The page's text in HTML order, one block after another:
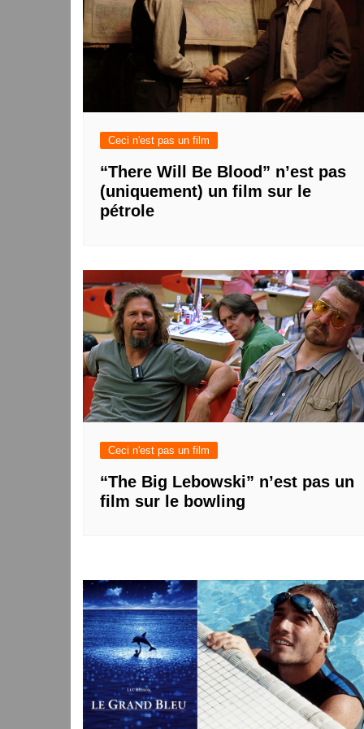
Ceci n'est pas un film
“There Will Be Blood” n’est pas
(uniquement) un film sur le
pétrole
Ceci n'est pas un film
“The Big Lebowski” n’est pas un
film sur le bowling